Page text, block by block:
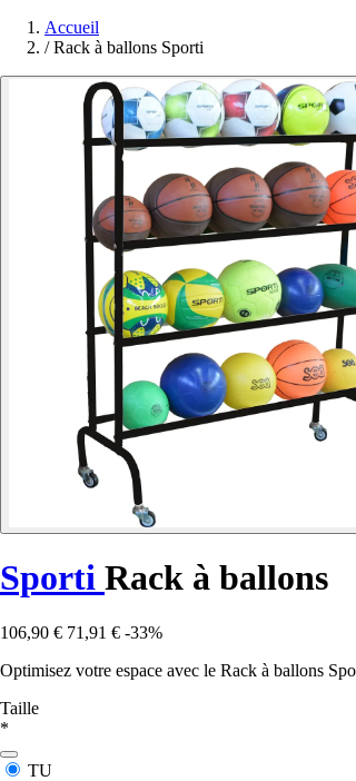
Accueil
/ Rack à ballons Sporti
Sporti Rack à ballons
106,90 € 71,91 € -33%
Optimisez votre espace avec le Rack à ballons
Taille
*
TU